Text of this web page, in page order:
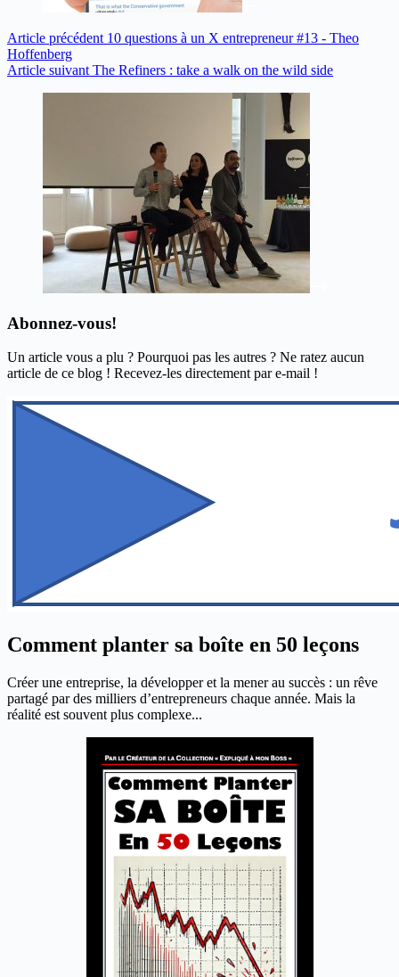
Article précédent 10 questions à un X entrepreneur #13 - Theo
Hoffenberg
Article suivant The Refiners : take a walk on the wild side
Abonnez-vous!
Un article vous a plu ? Pourquoi pas les autres ? Ne ratez aucun
article de ce blog ! Recevez-les directement par e-mail !
Comment planter sa boîte en 50 leçons
Créer une entreprise, la développer et la mener au succès : un rêve
partagé par des milliers d’entrepreneurs chaque année. Mais la
réalité est souvent plus complexe...